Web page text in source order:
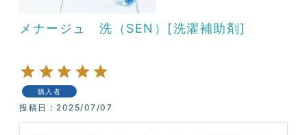
メナージュ 洗（SEN）[洗濯補助剤]
購入者
投稿日 2025/07/07